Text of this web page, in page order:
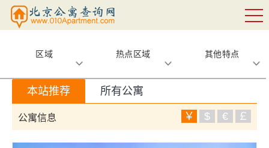
区域 热点区域 其他特点
本站推荐 所有公寓
公寓信息 ￥ $ € ￡